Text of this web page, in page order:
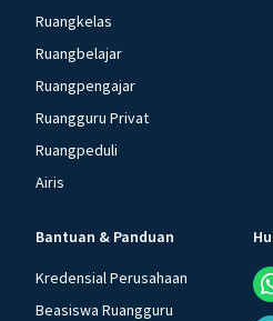
Ruangkelas
Ruangbelajar
Ruangpengajar
Ruangguru Privat
Ruangpeduli
Airis
Bantuan & Panduan
Kredensial Perusahaan
Beasiswa Ruangguru